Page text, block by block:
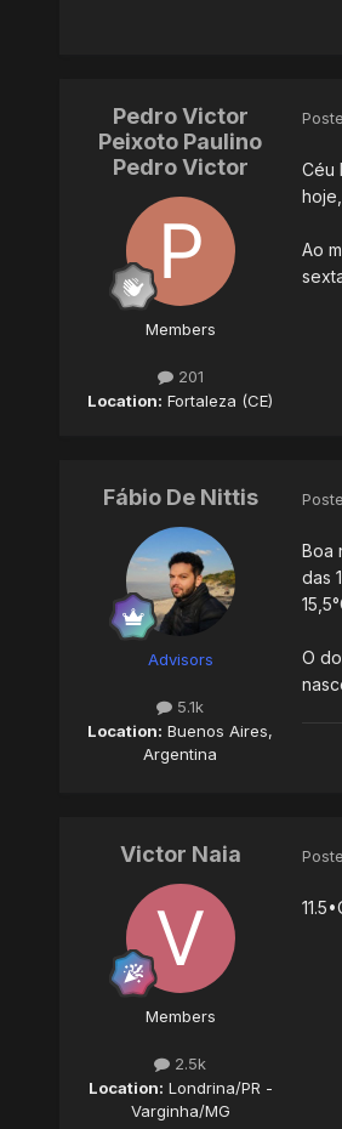
Pedro Victor
Peixoto Paulino
Pedro Victor
Members
201
Location: Fortaleza (CE)
Céu
Ao
Fábio De Nittis
Advisors
5.1k
Location: Buenos Aires,
Argentina
Boa
das
O
Victor Naia
Members
2.5k
Location: Londrina/PR -
Varginha/MG